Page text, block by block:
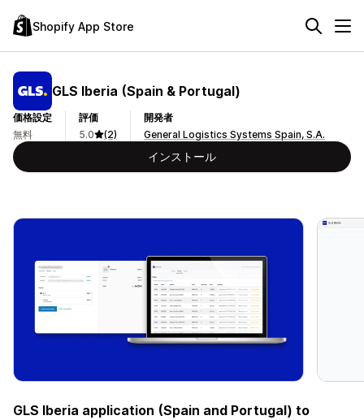
Shopify App Store
GLS Iberia (Spain & Portugal)
価格設定
無料
評価
5.0
(2)
開発者
General Logistics Systems Spain, S.A.
インストール
GLS Iberia application (Spain and Portugal) to